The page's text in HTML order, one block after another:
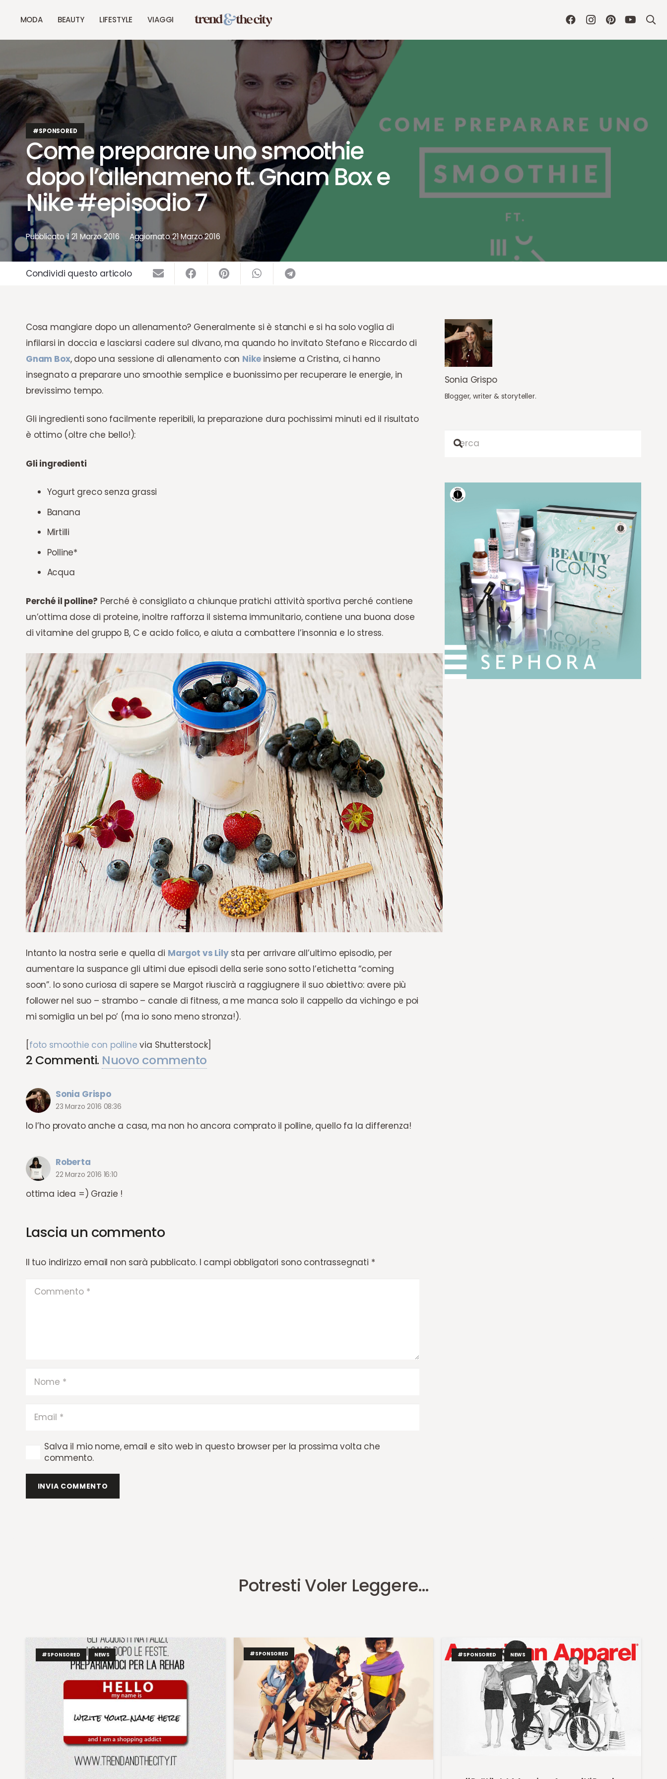
MODA BEAUTY LIFESTYLE VIAGGI
#SPONSORED
Come preparare uno smoothie
dopo l’allenameno ft. Gnam Box e
Nike #episodio 7
Pubblicato il21 Marzo 2016 Aggiornato21 Marzo 2016
Condividi questo articolo
Cosa mangiare dopo un allenamento? Generalmente si è stanchi e si ha solo voglia di
infilarsi in doccia e lasciarsi cadere sul divano, ma quando ho invitato Stefano e Riccardo di
Gnam Box, dopo una sessione di allenamento con Nikeinsieme a Cristina, ci hanno
insegnato a preparare uno smoothie semplice e buonissimo per recuperare le energie, in
brevissimo tempo.
Gli ingredienti sono facilmente reperibili, la preparazione dura pochissimi minuti ed il risultato
è ottimo (oltre che bello!):
Gli ingredienti
Yogurt greco senza grassi
Banana
Mirtilli
Polline*
Acqua
Perché il polline? Perché è consigliato a chiunque pratichi attività sportiva perché contiene
un’ottima dose di proteine, inoltre rafforza il sistema immunitario, contiene una buona dose
di vitamine del gruppo B, C e acido folico, e aiuta a combattere l’insonnia e lo stress.
Intanto la nostra serie e quella di Margot vs Lilysta per arrivare all’ultimo episodio, per
aumentare la suspance gli ultimi due episodi della serie sono sotto l’etichetta “coming
soon”. Io sono curiosa di sapere se Margot riuscirà a raggiugnere il suo obiettivo: avere più
follower nel suo – strambo – canale di fitness, a me manca solo il cappello da vichingo e poi
mi somiglia un bel po’ (ma io sono meno stronza!).
foto smoothie con polline via Shutterstock]
2 Commenti. Nuovo commento
Sonia Grispo
23 Marzo 2016 08:36
Io l’ho provato anche a casa, ma non ho ancora comprato il polline, quello fa la differenza!
Roberta
22 Marzo 2016 16:10
ottima idea =) Grazie !
Lascia un commento
Il tuo indirizzo email non sarà pubblicato. I campi obbligatori sono contrassegnati *
Salva il mio nome, email e sito web in questo browser per la prossima volta che
commento.
INVIA COMMENTO
Sonia Grispo
Blogger, writer & storyteller.
Potresti Voler Leggere…
#SPONSORED NEWS #SPONSORED #SPONSORED NEWS